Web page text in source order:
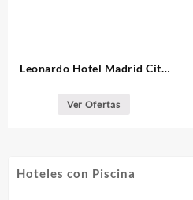
Leonardo Hotel Madrid City
Ver Ofertas
Hoteles con Piscina